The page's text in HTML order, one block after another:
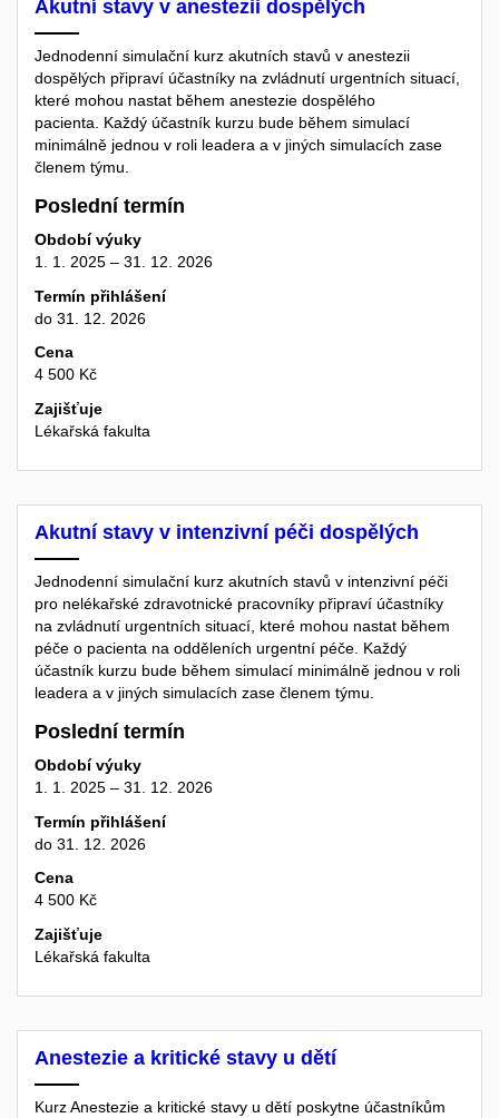
Akutní stavy v anestezii dospělých
Jednodenní simulační kurz akutních stavů v anestezii
dospělých připraví účastníky na zvládnutí urgentních situací,
které mohou nastat během anestezie dospělého
pacienta. Každý účastník kurzu bude během simulací
minimálně jednou v roli leadera a v jiných simulacích zase
členem týmu.
Poslední termín
Období výuky
1. 1. 2025 – 31. 12. 2026
Termín přihlášení
do 31. 12. 2026
Cena
4 500 Kč
Zajišťuje
Lékařská fakulta
Akutní stavy v intenzivní péči dospělých
Jednodenní simulační kurz akutních stavů v intenzivní péči
pro nelékařské zdravotnické pracovníky připraví účastníky
na zvládnutí urgentních situací, které mohou nastat během
péče o pacienta na odděleních urgentní péče. Každý
účastník kurzu bude během simulací minimálně jednou v roli
leadera a v jiných simulacích zase členem týmu.
Poslední termín
Období výuky
1. 1. 2025 – 31. 12. 2026
Termín přihlášení
do 31. 12. 2026
Cena
4 500 Kč
Zajišťuje
Lékařská fakulta
Anestezie a kritické stavy u dětí
Kurz Anestezie a kritické stavy u dětí poskytne účastníkům